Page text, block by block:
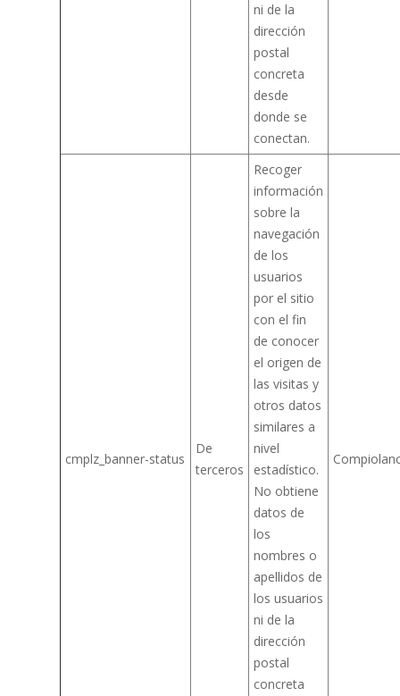
ni de la
dirección
postal
concreta
desde
donde se
conectan.
cmplz_banner-status
De
terceros
Recoger
información
sobre la
navegación
de los
usuarios
por el sitio
con el fin
de conocer
el origen de
las visitas y
otros datos
similares a
nivel
estadístico.
No obtiene
datos de
los
nombres o
apellidos de
los usuarios
ni de la
dirección
postal
concreta